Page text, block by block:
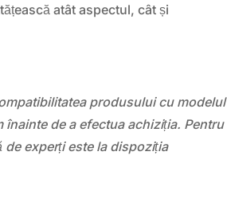
atât aspectul, cât și
produsului cu modelul
de a efectua achiziția. Pentru
experți este la dispoziția